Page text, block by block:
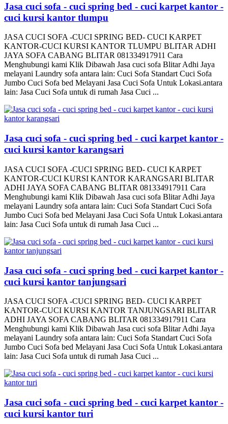
Jasa cuci sofa - cuci spring bed - cuci karpet kantor -
cuci kursi kantor tlumpu
JASA CUCI SOFA -CUCI SPRING BED- CUCI KARPET
KANTOR-CUCI KURSI KANTOR TLUMPU BLITAR ADHI
JAYA SOFA CABANG BLITAR 081334917911 Cara
Menghubungi kami Klik Dibawah Jasa cuci sofa Blitar Adhi Jaya
melayani Laundry sofa antara lain: Cuci Sofa Standart Cuci Sofa
Jumbo Cuci Sofa bed Melayani Jasa Cuci Sofa Untuk Lokasi.antara
lain: Jasa Cuci Sofa untuk di rumah Jasa Cuci ...
Jasa cuci sofa - cuci spring bed - cuci karpet kantor -
cuci kursi kantor karangsari
JASA CUCI SOFA -CUCI SPRING BED- CUCI KARPET
KANTOR-CUCI KURSI KANTOR KARANGSARI BLITAR
ADHI JAYA SOFA CABANG BLITAR 081334917911 Cara
Menghubungi kami Klik Dibawah Jasa cuci sofa Blitar Adhi Jaya
melayani Laundry sofa antara lain: Cuci Sofa Standart Cuci Sofa
Jumbo Cuci Sofa bed Melayani Jasa Cuci Sofa Untuk Lokasi.antara
lain: Jasa Cuci Sofa untuk di rumah Jasa Cuci ...
Jasa cuci sofa - cuci spring bed - cuci karpet kantor -
cuci kursi kantor tanjungsari
JASA CUCI SOFA -CUCI SPRING BED- CUCI KARPET
KANTOR-CUCI KURSI KANTOR TANJUNGSARI BLITAR
ADHI JAYA SOFA CABANG BLITAR 081334917911 Cara
Menghubungi kami Klik Dibawah Jasa cuci sofa Blitar Adhi Jaya
melayani Laundry sofa antara lain: Cuci Sofa Standart Cuci Sofa
Jumbo Cuci Sofa bed Melayani Jasa Cuci Sofa Untuk Lokasi.antara
lain: Jasa Cuci Sofa untuk di rumah Jasa Cuci ...
Jasa cuci sofa - cuci spring bed - cuci karpet kantor -
cuci kursi kantor turi